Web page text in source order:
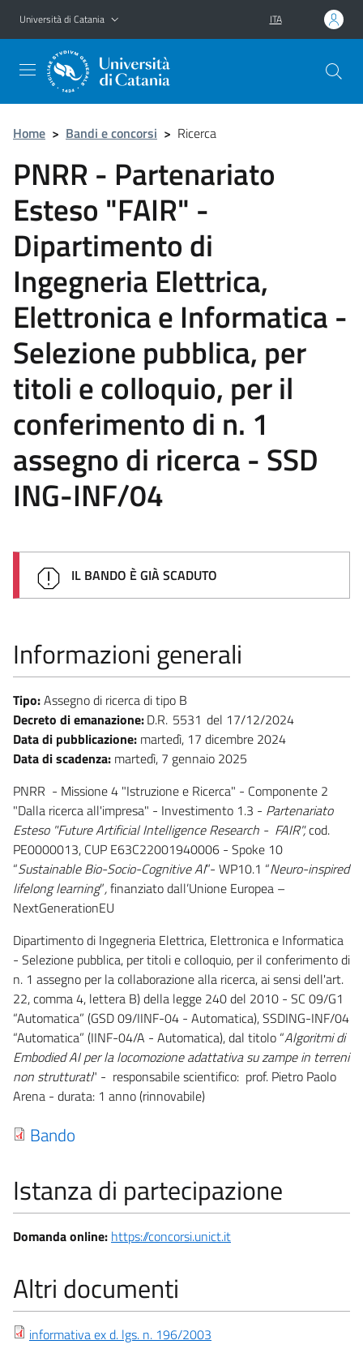
Vai al contenuto principale
Vai al menu di navigazione
Università di Catania ITA
Home > Bandi e concorsi > Ricerca
PNRR - Partenariato
Esteso "FAIR" -
Dipartimento di
Ingegneria Elettrica,
Elettronica e Informatica -
Selezione pubblica, per
titoli e colloquio, per il
conferimento di n. 1
assegno di ricerca - SSD
ING-INF/04
IL BANDO È GIÀ SCADUTO
Informazioni generali
Tipo:Assegno di ricerca di tipo B
Decreto di emanazione:D.R. 5531
17/12/2024
Data di pubblicazione: martedì, 17 dicembre 2024
Data di scadenza: martedì, 7 gennaio 2025
PNRR - Missione 4 "Istruzione e Ricerca" - Componente 2
"Dalla ricerca all'impresa" - Investimento 1.3 - Partenariato
Esteso "Future Artificial Intelligence Research - FAIR",cod.
PE0000013, CUP E63C22001940006 - Spoke 10
“Sustainable Bio-Socio-Cognitive AI”- WP10.1 “Neuro-inspired
lifelong learning”,finanziato dall’Unione Europea –
NextGenerationEU
Dipartimento di Ingegneria Elettrica, Elettronica e Informatica
- Selezione pubblica, per titoli e colloquio, per il conferimento di
n. 1 assegno per la collaborazione alla ricerca, ai sensi dell'art.
22, comma 4, lettera B) della legge 240 del 2010 - SC 09/G1
“Automatica” (GSD 09/IINF-04 - Automatica), SSDING-INF/04
“Automatica” (IINF-04/A - Automatica), dal titolo “Algoritmi di
Embodied AI per la locomozione adattativa su zampe in terreni
non strutturati" - responsabile scientifico: prof. Pietro Paolo
Arena - durata: 1 anno (rinnovabile)
Bando
Istanza di partecipazione
Domanda online: https://concorsi.unict.it
Altri documenti
informativa ex d. lgs. n. 196/2003